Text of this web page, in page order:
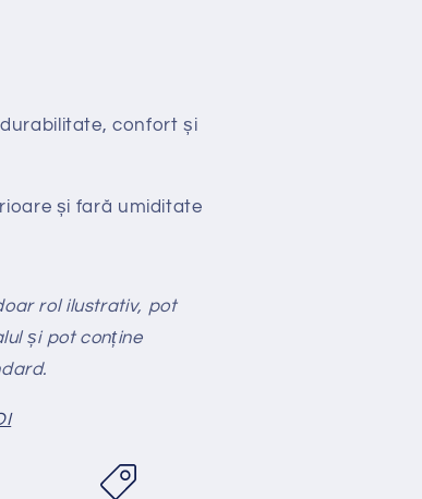
confort și
și fară umiditate
rol ilustrativ, pot
și pot conține